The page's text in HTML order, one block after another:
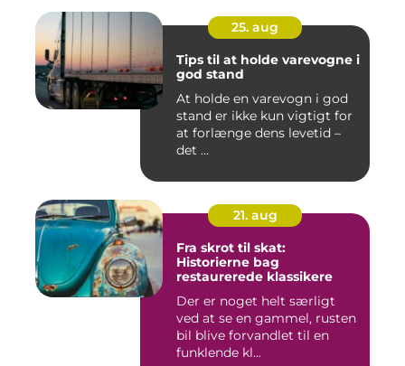
25. aug
Tips til at holde varevogne i
god stand
At holde en varevogn i god
stand er ikke kun vigtigt for
at forlænge dens levetid –
det ...
21. aug
Fra skrot til skat:
Historierne bag
restaurerede klassikere
Der er noget helt særligt
ved at se en gammel, rusten
bil blive forvandlet til en
funklende kl...